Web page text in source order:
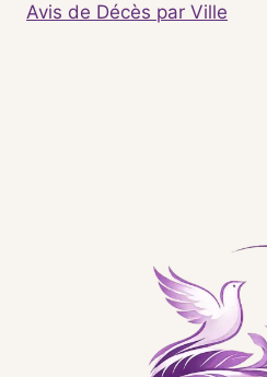
Avis de Décès par Ville